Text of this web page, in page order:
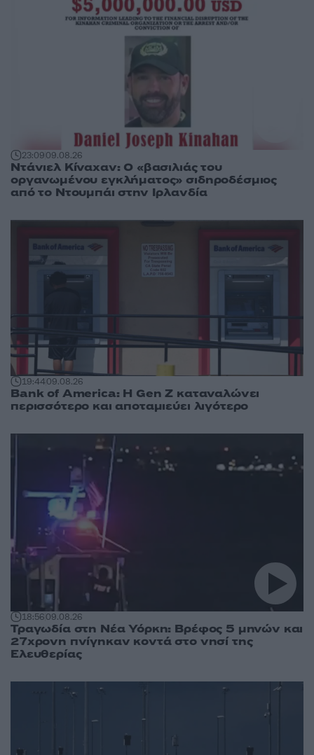
23:0909.08.26
Ντάνιελ Κίναχαν: Ο «βασιλιάς του
οργανωμένου εγκλήματος» σιδηροδέσμιος
από το Ντουμπάι στην Ιρλανδία
19:4409.08.26
Bank of America: Η Gen Z καταναλώνει
περισσότερο και αποταμιεύει λιγότερο
18:5609.08.26
Τραγωδία στη Νέα Υόρκη: Βρέφος 5 μηνών και
27χρονη πνίγηκαν κοντά στο νησί της
Ελευθερίας